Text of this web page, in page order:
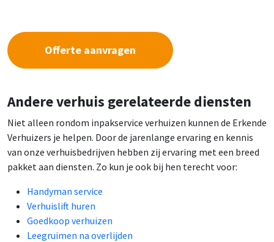
Offerte aanvragen
Andere verhuis gerelateerde diensten
Niet alleen rondom inpakservice verhuizen kunnen de Erkende
Verhuizers je helpen. Door de jarenlange ervaring en kennis
van onze verhuisbedrijven hebben zij ervaring met een breed
pakket aan diensten. Zo kun je ook bij hen terecht voor:
Handyman service
Verhuislift huren
Goedkoop verhuizen
Leegruimen na overlijden